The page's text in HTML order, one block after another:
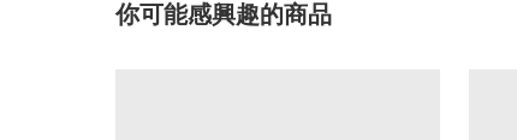
你可能感興趣的商品